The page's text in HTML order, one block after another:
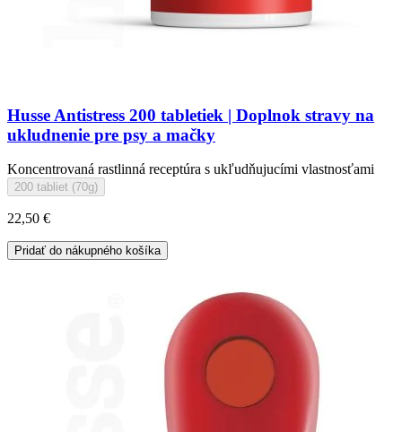
Husse Antistress 200 tabletiek | Doplnok stravy na
ukludnenie pre psy a mačky
Koncentrovaná rastlinná receptúra s ukľudňujucími vlastnosťami
200 tabliet (70g)
22,50 €
Pridať do nákupného košíka